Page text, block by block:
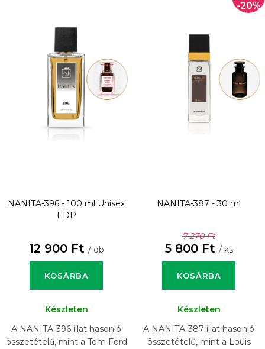
NANITA-396 - 100 ml Unisex
EDP
12 900 Ft / db
KOSÁRBA
Készleten
A NANITA-396 illat hasonló
összetételű, mint a Tom Ford
-20%
NANITA-387 - 30 ml
7 270 Ft
5 800 Ft / ks
KOSÁRBA
Készleten
A NANITA-387 illat hasonló
összetételű, mint a Louis